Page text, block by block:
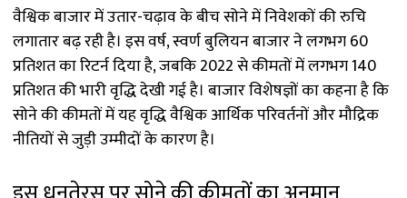
वैश्विक बाजार में उतार-चढ़ाव के बीच सोने में निवेशकों की रुचि
लगातार बढ़ रही है। इस वर्ष, स्वर्ण बुलियन बाजार ने लगभग 60
प्रतिशत का रिटर्न दिया है, जबकि 2022 से कीमतों में लगभग 140
प्रतिशत की भारी वृद्धि देखी गई है। बाजार विशेषज्ञों का कहना है कि
सोने की कीमतों में यह वृद्धि वैश्विक आर्थिक परिवर्तनों और मौद्रिक
नीतियों से जुड़ी उम्मीदों के कारण है।